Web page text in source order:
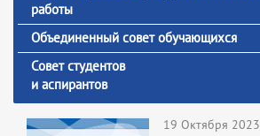
работы
Объединенный совет обучающихся
Совет студентов
и аспирантов
19 Октября 2023